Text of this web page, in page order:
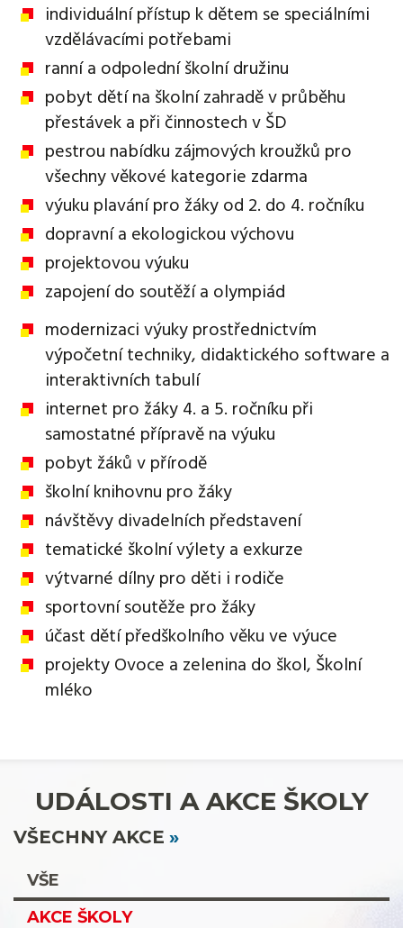
individuální přístup k dětem se speciálními
vzdělávacími potřebami
ranní a odpolední školní družinu
pobyt dětí na školní zahradě v průběhu
přestávek a při činnostech v ŠD
pestrou nabídku zájmových kroužků pro
všechny věkové kategorie zdarma
výuku plavání pro žáky od 2. do 4. ročníku
dopravní a ekologickou výchovu
projektovou výuku
zapojení do soutěží a olympiád
modernizaci výuky prostřednictvím
výpočetní techniky, didaktického software a
interaktivních tabulí
internet pro žáky 4. a 5. ročníku při
samostatné přípravě na výuku
pobyt žáků v přírodě
školní knihovnu pro žáky
návštěvy divadelních představení
tematické školní výlety a exkurze
výtvarné dílny pro děti i rodiče
sportovní soutěže pro žáky
účast dětí předškolního věku ve výuce
projekty Ovoce a zelenina do škol, Školní
mléko
UDÁLOSTI A AKCE ŠKOLY
VŠECHNY AKCE
VŠE
AKCE ŠKOLY